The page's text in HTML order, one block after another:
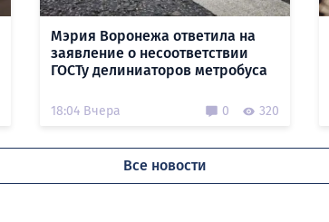
Мэрия Воронежа ответила на
заявление о несоответствии
ГОСТу делиниаторов метробуса
18:04 Вчера 0 320
Все новости